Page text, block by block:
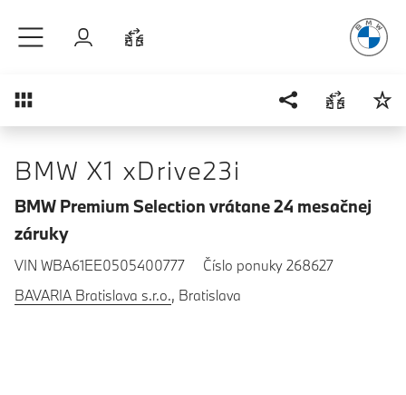
Prihlásenie
Prehľad
BMW X1 xDrive23i
BMW Premium Selection vrátane 24 mesačnej
záruky
VIN WBA61EE0505400777
Číslo ponuky 268627
BAVARIA Bratislava s.r.o., Bratislava